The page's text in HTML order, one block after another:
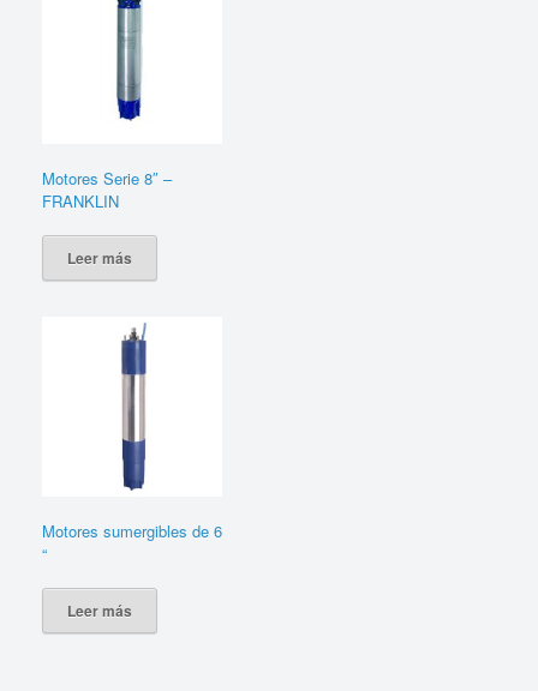
Motores Serie 8″ –
FRANKLIN
Leer más
Motores sumergibles de 6
“
Leer más